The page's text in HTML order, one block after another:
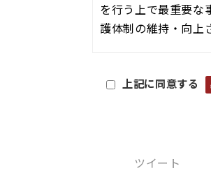
を行う上で最重要な
護体制の維持・向上
当社は、この方針
上記に同意する
ツイート